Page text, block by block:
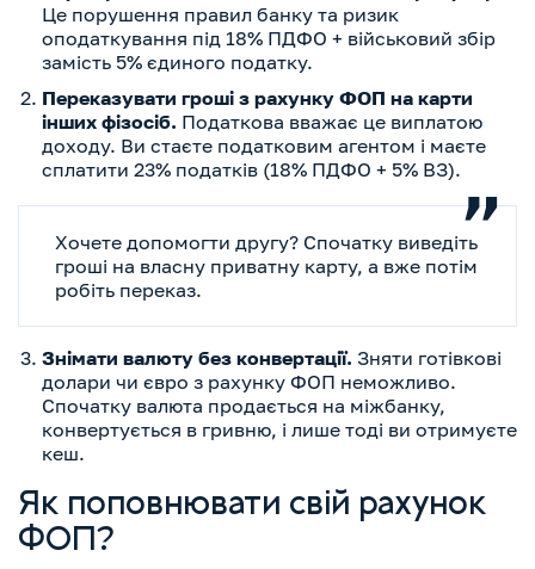
Це порушення правил банку та ризик
оподаткування під 18% ПДФО + військовий збір
замість 5% єдиного податку.
Переказувати гроші з рахунку ФОП на карти
інших фізосіб. Податкова вважає це виплатою
доходу. Ви стаєте податковим агентом і маєте
сплатити 23% податків (18% ПДФО + 5% ВЗ).
Хочете допомогти другу? Спочатку виведіть
гроші на власну приватну карту, а вже потім
робіть переказ.
Знімати валюту без конвертації. Зняти готівкові
долари чи євро з рахунку ФОП неможливо.
Спочатку валюта продається на міжбанку,
конвертується в гривню, і лише тоді ви отримуєте
кеш.
Як поповнювати свій рахунок
ФОП?